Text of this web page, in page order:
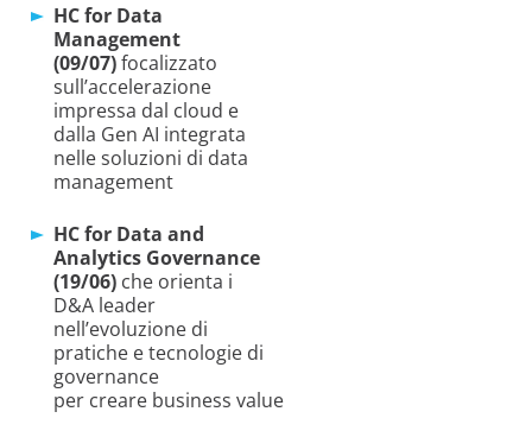
HC for Data
Management
(09/07)focalizzato
sull’accelerazione
impressa dal cloud e
dalla Gen AI integrata
nelle soluzioni di data
management
HC for Data and
Analytics Governance
(19/06) che orienta i
D&A leader
nell’evoluzione di
pratiche e tecnologie di
governance
per creare business value